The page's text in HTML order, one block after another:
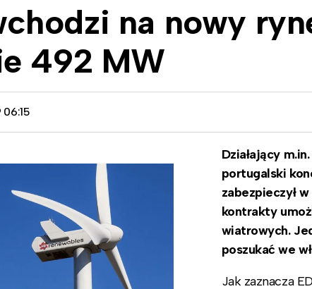
na nowy
492 MW
Działający
portugalski
zabezpieczył
kontrakty
wiatrowych.
poszukać we
Jak zaznacza